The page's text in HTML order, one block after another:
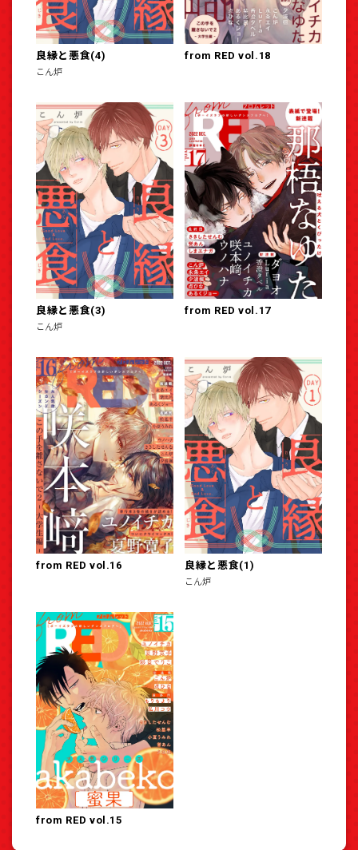
良縁と悪食(4)
こん炉
from RED vol.18
良縁と悪食(3)
こん炉
from RED vol.17
from RED vol.16 良縁と悪食(1)
こん炉
from RED vol.15